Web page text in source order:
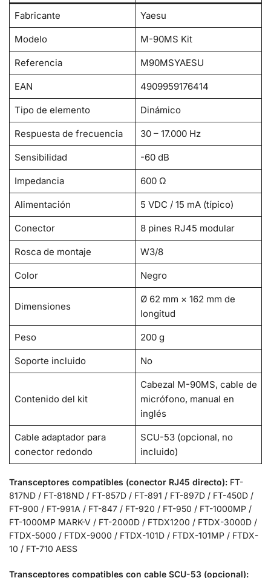
Fabricante Yaesu
Modelo M-90MS Kit
Referencia M90MSYAESU
EAN 4909959176414
Tipo de elemento Dinámico
Respuesta de frecuencia 30 – 17.000 Hz
Sensibilidad -60 dB
Impedancia 600 Ω
Alimentación 5 VDC / 15 mA (típico)
Conector 8 pines RJ45 modular
Rosca de montaje W3/8
Color Negro
Dimensiones
Ø 62 mm × 162 mm de
longitud
Peso 200 g
Soporte incluido No
Contenido del kit
Cabezal M-90MS, cable de
micrófono, manual en
inglés
Cable adaptador para
conector redondo
SCU-53 (opcional, no
incluido)
Transceptores compatibles (conector RJ45 directo): FT-
817ND / FT-818ND / FT-857D / FT-891 / FT-897D / FT-450D /
FT-900 / FT-991A / FT-847 / FT-920 / FT-950 / FT-1000MP /
FT-1000MP MARK-V / FT-2000D / FTDX1200 / FTDX-3000D /
FTDX-5000 / FTDX-9000 / FTDX-101D / FTDX-101MP / FTDX-
10 / FT-710 AESS
Transceptores compatibles con cable SCU-53 (opcional):